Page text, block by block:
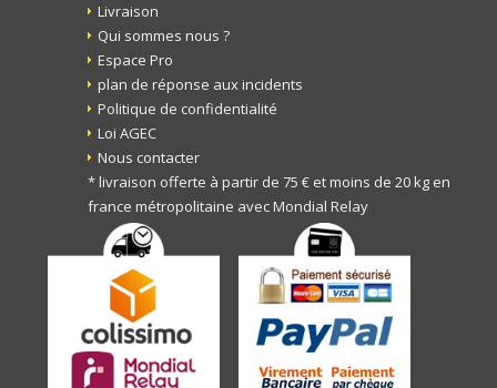
Livraison
Qui sommes nous ?
Espace Pro
plan de réponse aux incidents
Politique de confidentialité
Loi AGEC
Nous contacter
* livraison offerte à partir de 75 € et moins de 20 kg en
france métropolitaine avec Mondial Relay